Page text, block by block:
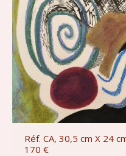
Réf. CA, 30,5 cm X 24
170 €